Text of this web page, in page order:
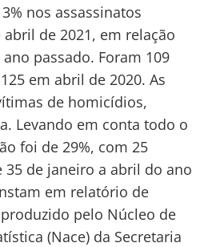
nos assassinatos
de 2021, em relação
passado. Foram 109
em abril de 2020. As
de homicídios,
Levando em conta todo o
foi de 29%, com 25
35 de janeiro a abril do ano
em relatório de
pelo Núcleo de
(Nace) da Secretaria